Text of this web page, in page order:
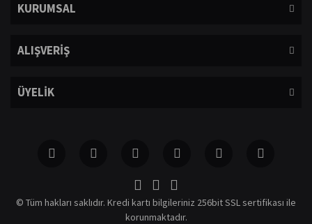
Ürün fiyatı diğer sitelerden daha pahalı.
KURUMSAL
ALIŞVERİŞ
ÜYELİK
© Tüm hakları saklıdır. Kredi kartı bilgileriniz 256bit SSL sertifikası ile
korunmaktadır.